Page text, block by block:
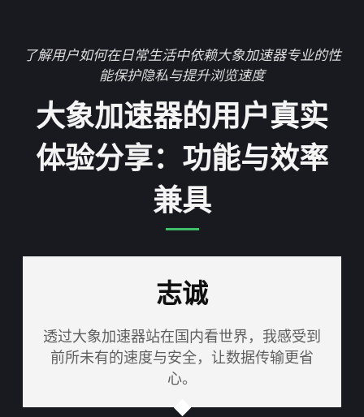
了解用户如何在日常生活中依赖大象加速器专业的性
能保护隐私与提升浏览速度
大象加速器的用户真实
体验分享：功能与效率
兼具
志诚
透过大象加速器站在国内看世界，我感受到
前所未有的速度与安全，让数据传输更省
心。